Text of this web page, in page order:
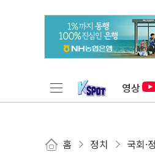
영상
홈 정치 국회·